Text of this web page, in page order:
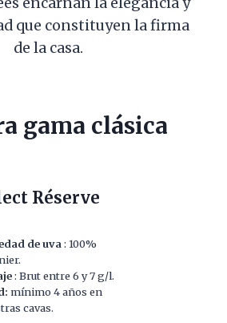
que constituyen la firma
de la casa.
gama clásica
Réserve
de uva : 100%
: Brut entre 6 y 7 g/l.
mínimo 4 años en
cavas.